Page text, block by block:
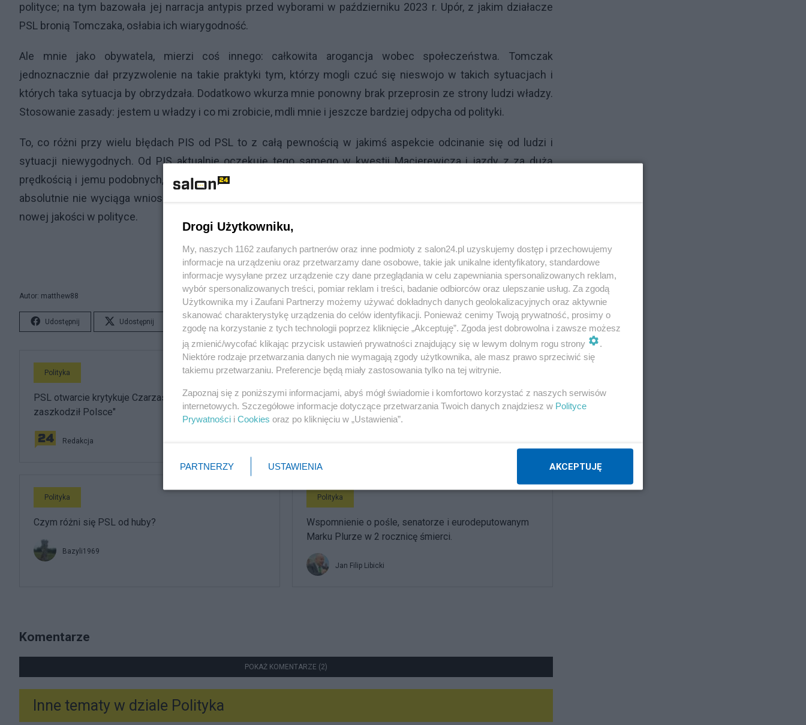
polityce; na tym bazowała jej narracja antypis przed wyborami w październiku 2023 r. Upór, z jakim działacze
PSL bronią Tomczaka, osłabia ich wiarygodność.
Ale mnie jako obywatela, mierzi coś innego: całkowita arogancja wobec społeczeństwa. Tomczak
jednoznacznie dał przyzwolenie na takie praktyki tym, którzy mogli czuć się nieswojo w takich sytuacjach i
których taka sytuacja by obrzydzała. Dodatkowo wkurza mnie ponowny brak przeprosin ze strony ludzi władzy.
Stosowanie zasady: jestem u władzy i co mi zrobicie, mdli mnie i jeszcze bardziej odpycha od polityki.
To, co różni przy wielu błędach PIS od PSL to z całą pewnością w jakimś aspekcie odcinanie się od ludzi i
sytuacji niewygodnych. Od PIS aktualnie oczekuję tego samego w kwestii Macierewicza i jazdy z za dużą
prędkością i jemu podobnych, choć na razie jej nie ma. Brak reakcji, będzie dodatkowym afrontem. PSL z kolei
absolutnie nie wyciąga wniosków i nie będę absolutnie wierzył w przyszłości w żadne zapowiedzi tej partii o
nowej jakości w polityce.
Autor: matthew88
Udostępnij Udostępnij Skomentuj 2 Obserwuj notkę
Polityka
PSL otwarcie krytykuje Czarzastego. "Nie pomyślał,
zaszkodził Polsce"
Redakcja
Polityka
W sprawie głośnej już ankiety PSL na temat zmiany
koalicji rządowej
Polityka
Czym różni się PSL od huby?
Bazyli1969
Polityka
Wspomnienie o pośle, senatorze i eurodeputowanym
Marku Plurze w 2 rocznicę śmierci.
Jan Filip Libicki
Komentarze
POKAŻ KOMENTARZE (2)
Inne tematy w dziale Polityka
Drogi Użytkowniku,
My, naszych 1162 zaufanych partnerów oraz inne podmioty z salon24.pl uzyskujemy dostęp i przechowujemy
informacje na urządzeniu oraz przetwarzamy dane osobowe, takie jak unikalne identyfikatory, standardowe
informacje wysyłane przez urządzenie czy dane przeglądania w celu zapewniania spersonalizowanych reklam,
wybór spersonalizowanych treści, pomiar reklam i treści, badanie odbiorców oraz ulepszanie usług. Za zgodą
Użytkownika my i Zaufani Partnerzy możemy używać dokładnych danych geolokalizacyjnych oraz aktywnie
skanować charakterystykę urządzenia do celów identyfikacji. Ponieważ cenimy Twoją prywatność, prosimy o
zgodę na korzystanie z tych technologii poprzez kliknięcie „Akceptuję”. Zgoda jest dobrowolna i zawsze możesz
ją zmienić/wycofać klikając przycisk ustawień prywatności znajdujący się w lewym dolnym rogu strony
Niektóre rodzaje przetwarzania danych nie wymagają zgody użytkownika, ale masz prawo sprzeciwić się
takiemu przetwarzaniu. Preferencje będą miały zastosowania tylko na tej witrynie.
Zapoznaj się z poniższymi informacjami, abyś mógł świadomie i komfortowo korzystać z naszych serwisów
internetowych. Szczegółowe informacje dotyczące przetwarzania Twoich danych znajdziesz w Polityce
Prywatności i Cookies oraz po kliknięciu w „Ustawienia”.
PARTNERZY USTAWIENIA AKCEPTUJĘ